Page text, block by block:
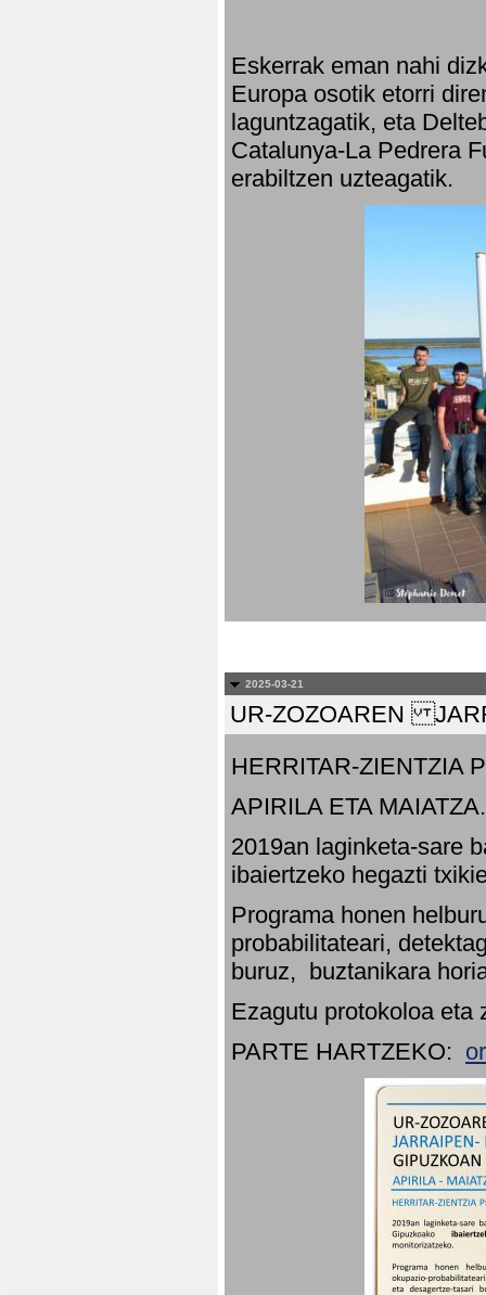
Eskerrak eman nahi
Europa osotik etorri
laguntzagatik, eta
Catalunya-La Pedrera
erabiltzen uzteagatik.
2025-03-21
UR-ZOZOAREN
HERRITAR-ZIENTZIA
APIRILA ETA MAIATZA.
2019an laginketa-sare
ibaiertzeko hegazti
Programa honen
probabilitateari,
buruz, buztanikara
Ezagutu protokoloa eta
PARTE HARTZEKO: